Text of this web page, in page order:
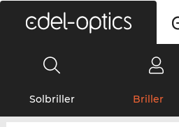
Solbriller Briller